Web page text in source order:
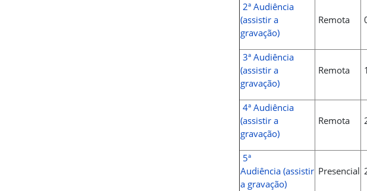
2ª Audiência
(assistir a
gravação)
Remota
3ª Audiência
(assistir a
gravação)
Remota
4ª Audiência
(assistir a
gravação)
Remota
5ª
Audiência (assistir
a gravação)
Presencial